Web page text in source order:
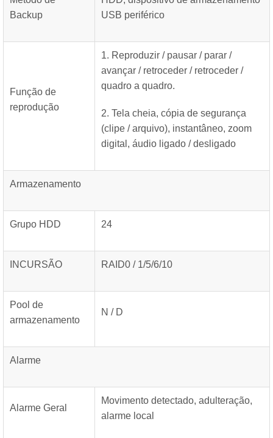
Backup
USB periférico
Função de
reprodução
1. Reproduzir / pausar / parar /
avançar / retroceder / retroceder /
quadro a quadro.
2. Tela cheia, cópia de segurança
(clipe / arquivo), instantâneo, zoom
digital, áudio ligado / desligado
Armazenamento
Grupo HDD 24
INCURSÃO RAID0 / 1/5/6/10
Pool de
armazenamento
N / D
Alarme
Alarme Geral
Movimento detectado, adulteração,
alarme local